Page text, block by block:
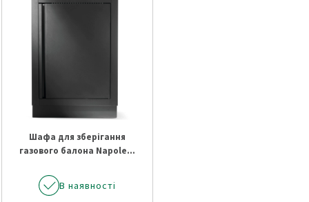
Шафа для зберігання
газового балона Napole...
В наявності